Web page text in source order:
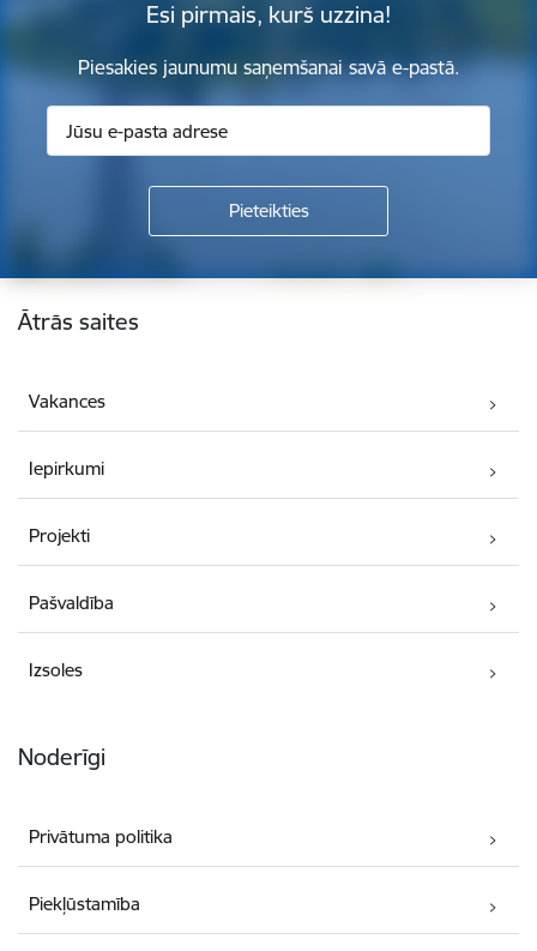
Esi pirmais, kurš uzzina!
Piesakies jaunumu saņemšanai savā e-pastā.
Kājene
Ātrās saites
Vakances
Iepirkumi
Projekti
Pašvaldība
Izsoles
Noderīgi
Privātuma politika
Piekļūstamība